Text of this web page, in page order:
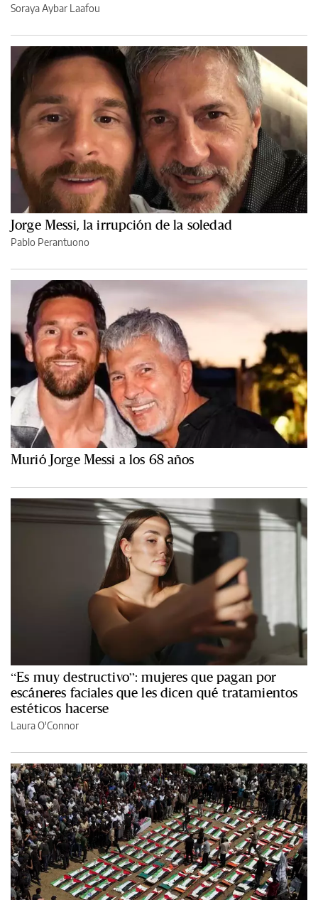
Soraya Aybar Laafou
Jorge Messi, la irrupción de la soledad
Pablo Perantuono
Murió Jorge Messi a los 68 años
“Es muy destructivo”: mujeres que pagan por
escáneres faciales que les dicen qué tratamientos
estéticos hacerse
Laura O'Connor